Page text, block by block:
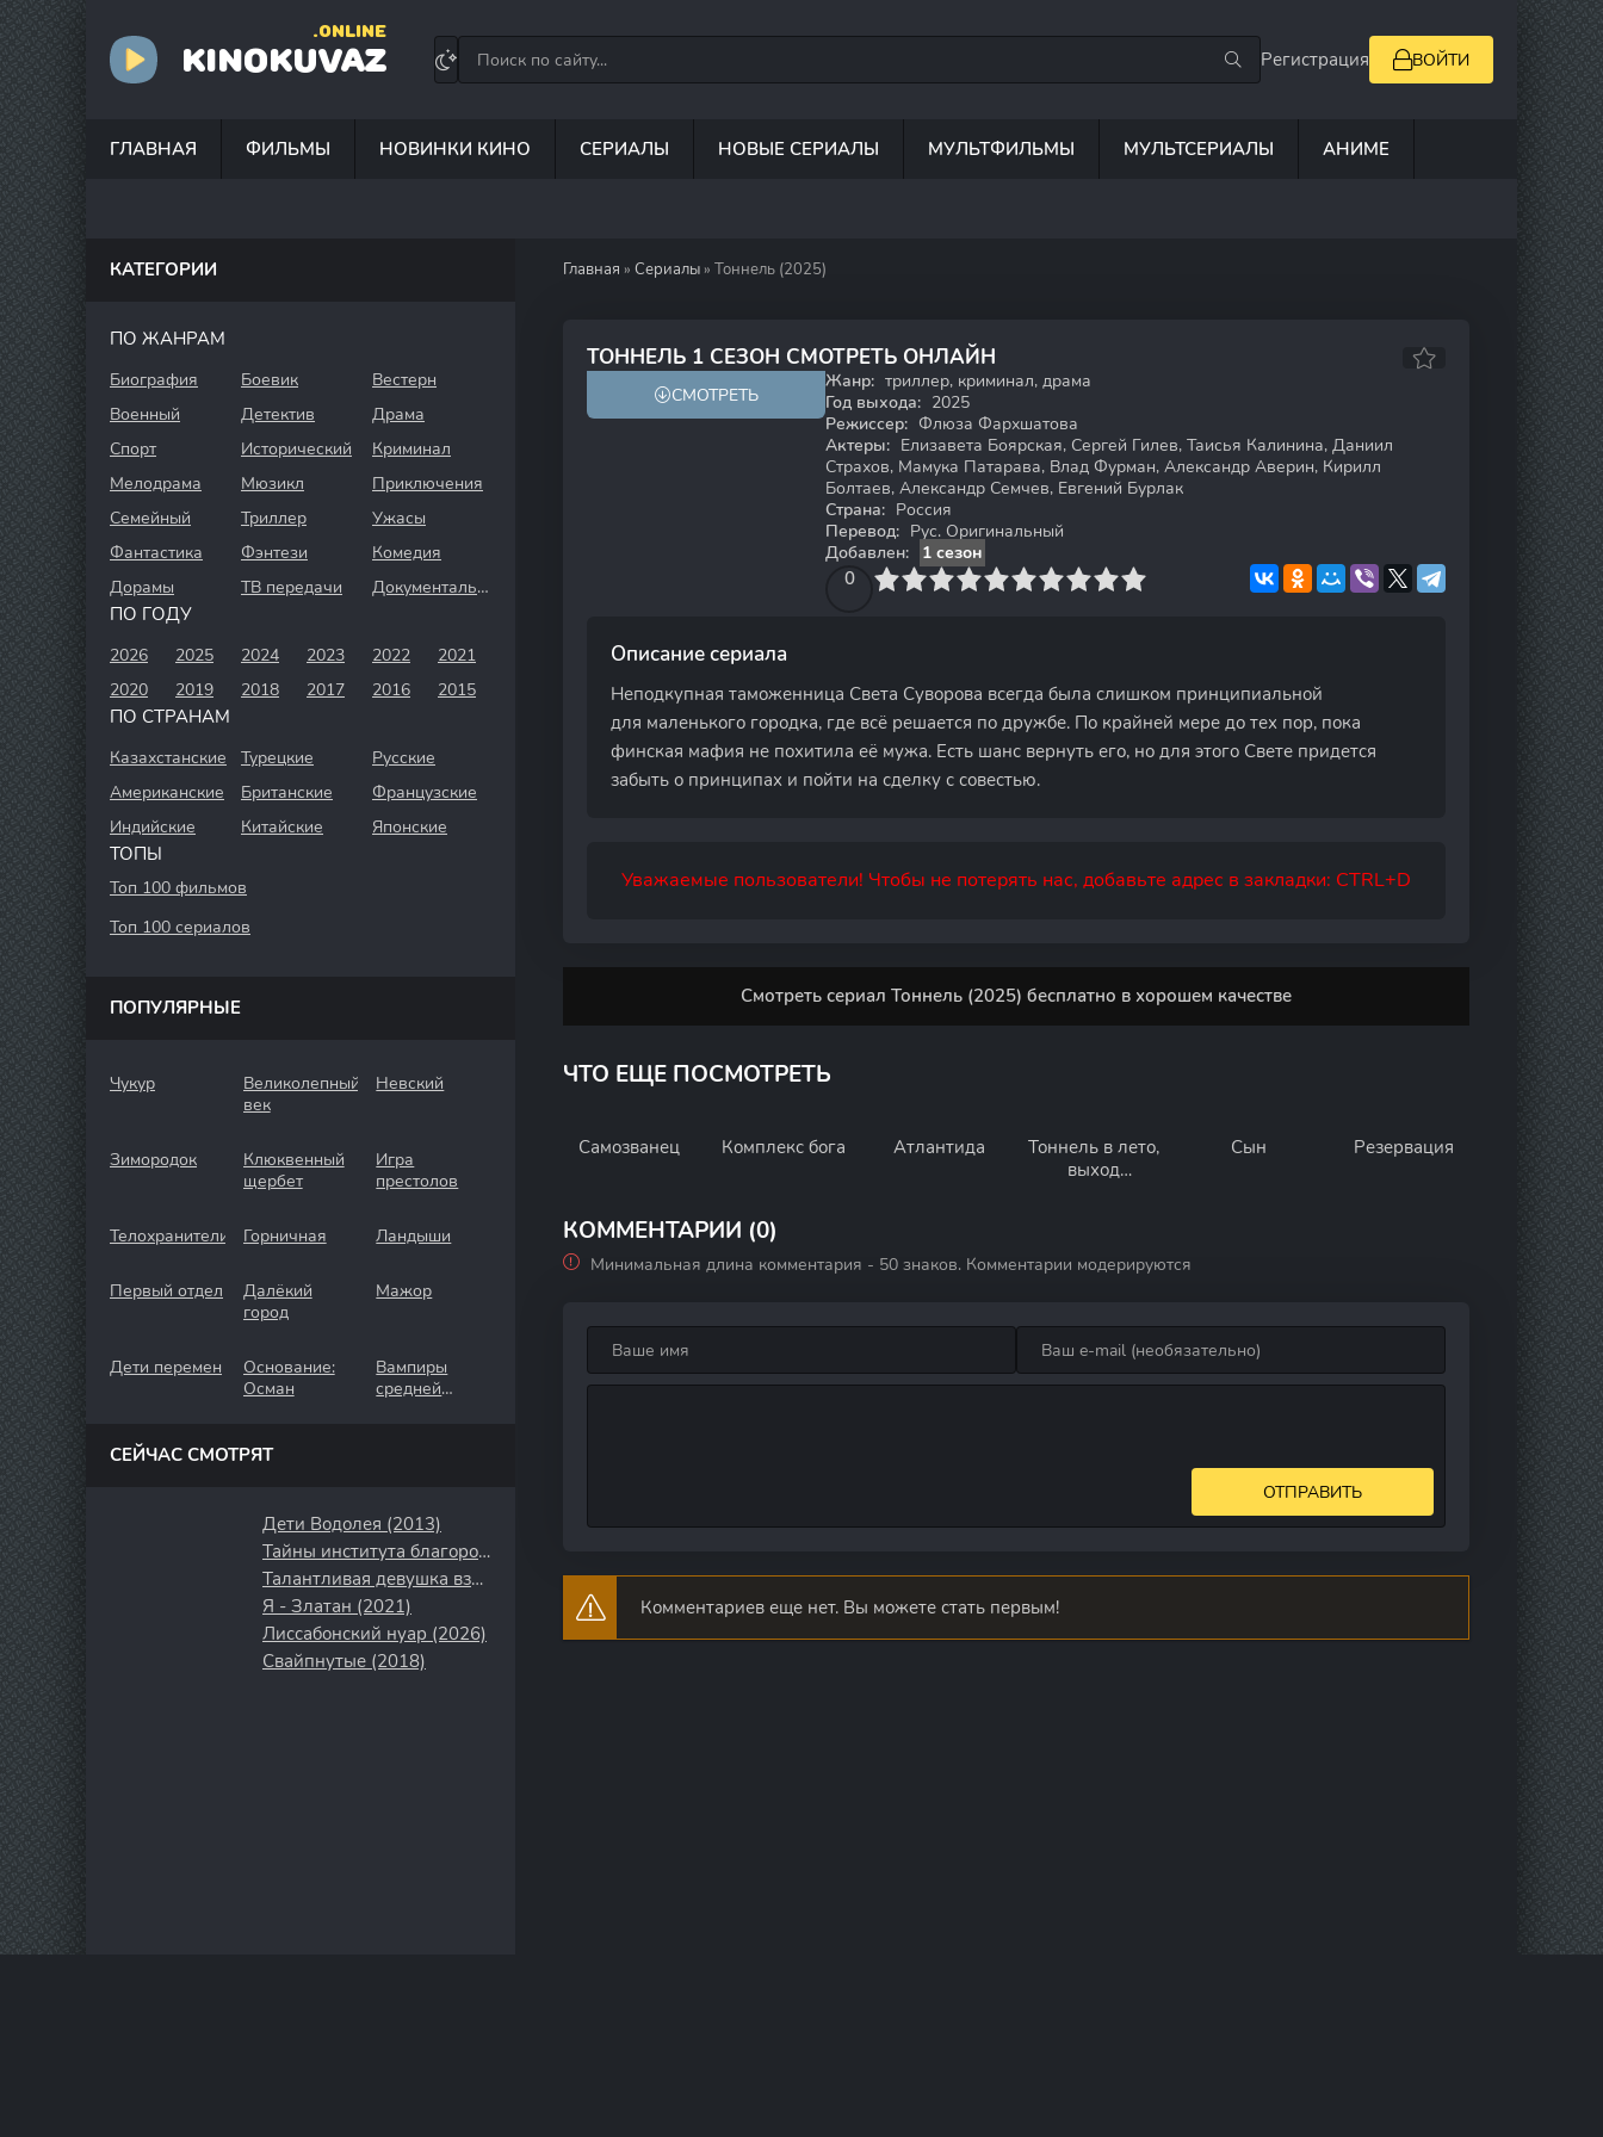
KINOKUVAZ
.ONLINE
Регистрация ВОЙТИ
ГЛАВНАЯ ФИЛЬМЫ НОВИНКИ КИНО СЕРИАЛЫ НОВЫЕ СЕРИАЛЫ МУЛЬТФИЛЬМЫ МУЛЬТСЕРИАЛЫ АНИМЕ
Главная » Сериалы » Тоннель (2025)
ТОННЕЛЬ 1 СЕЗОН СМОТРЕТЬ ОНЛАЙН
СМОТРЕТЬ
Жанр: триллер, криминал, драма
Год выхода: 2025
Режиссер: Флюза Фархшатова
Актеры: Елизавета Боярская, Сергей Гилев, Таисья Калинина, Даниил
Страхов, Мамука Патарава, Влад Фурман, Александр Аверин, Кирилл
Болтаев, Александр Семчев, Евгений Бурлак
Страна: Россия
Перевод: Рус. Оригинальный
Добавлен:
1 сезон
0
4 6 7 8 9 10
Описание сериала
Неподкупная таможенница Света Суворова всегда была слишком принципиальной
для маленького городка, где всё решается по дружбе. По крайней мере до тех пор, пока
финская мафия не похитила её мужа. Есть шанс вернуть его, но для этого Свете придется
забыть о принципах и пойти на сделку с совестью.
Уважаемые пользователи! Чтобы не потерять нас, добавьте адрес в закладки: CTRL+D
Смотреть сериал Тоннель (2025) бесплатно в хорошем качестве
ЧТО ЕЩЕ ПОСМОТРЕТЬ
Самозванец Комплекс бога Атлантида
Тоннель в лето,
выход
Сын Резервация
КОММЕНТАРИИ (0)
Минимальная длина комментария - 50 знаков. Комментарии модерируются
ОТПРАВИТЬ
Комментариев еще нет. Вы можете стать первым!
КАТЕГОРИИ
ПО ЖАНРАМ
Биография Боевик
Вестерн
Военный
Детектив
Драма
Спорт
Исторический
Криминал
Мелодрама
Мюзикл
Приключения
Семейный
Триллер
Ужасы
Фантастика
Фэнтези
Комедия
Дорамы
ТВ передачи Документальный
ПО ГОДУ
2026 2025 2024 2023 2022
2021
2020
2019 2018 2017 2016 2015
ПО СТРАНАМ
Казахстанские Турецкие
Русские
Американские
Британские
Французские
Индийские
Китайские Японские
ТОПЫ
Топ 100 фильмов
Топ 100 сериалов
ПОПУЛЯРНЫЕ
Чукур
Великолепный
век
Невский
Зимородок
Клюквенный
щербет
Игра
престолов
Телохранители Горничная Ландыши
Первый отдел
Далёкий
город
Мажор
Дети перемен
Основание:
Осман
Вампиры
средней
СЕЙЧАС СМОТРЯТ
Дети Водолея (2013)
Тайны института благородных девиц (2013)
Талантливая девушка взрослеет (2024)
Я - Златан (2021)
Лиссабонский нуар (2026)
Свайпнутые (2018)